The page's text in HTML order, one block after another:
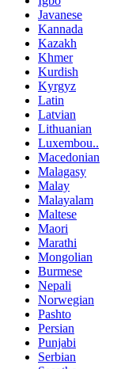
Javanese
Kannada
Kazakh
Khmer
Kurdish
Kyrgyz
Latin
Latvian
Lithuanian
Luxembou..
Macedonian
Malagasy
Malay
Malayalam
Maltese
Maori
Marathi
Mongolian
Burmese
Nepali
Norwegian
Pashto
Persian
Punjabi
Serbian